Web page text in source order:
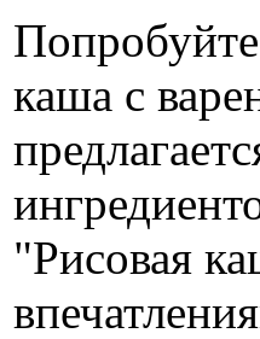
каша с
"Рисовая